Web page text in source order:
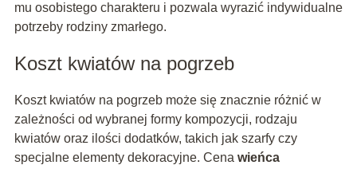
mu osobistego charakteru i pozwala wyrazić indywidualne
potrzeby rodziny zmarłego.
Koszt kwiatów na pogrzeb
Koszt kwiatów na pogrzeb może się znacznie różnić w
zależności od wybranej formy kompozycji, rodzaju
kwiatów oraz ilości dodatków, takich jak szarfy czy
specjalne elementy dekoracyjne. Cena wieńca